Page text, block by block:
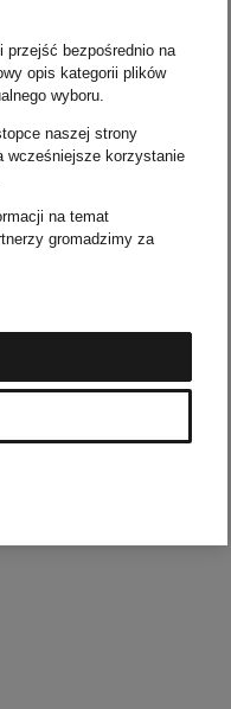
bezpośrednio na
opis kategorii plików
wyboru.
naszej strony
wcześniejsze korzystanie
na temat
gromadzimy za